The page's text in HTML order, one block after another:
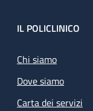
Footer
IL POLICLINICO
Chi siamo
Dove siamo
Carta dei servizi